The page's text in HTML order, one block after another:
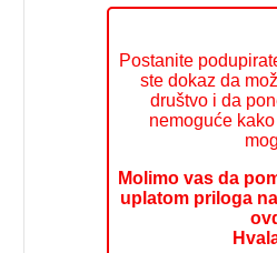
Postanite
ste dokaz da
društvo i da
nemoguće
Molimo vas da
uplatom priloga